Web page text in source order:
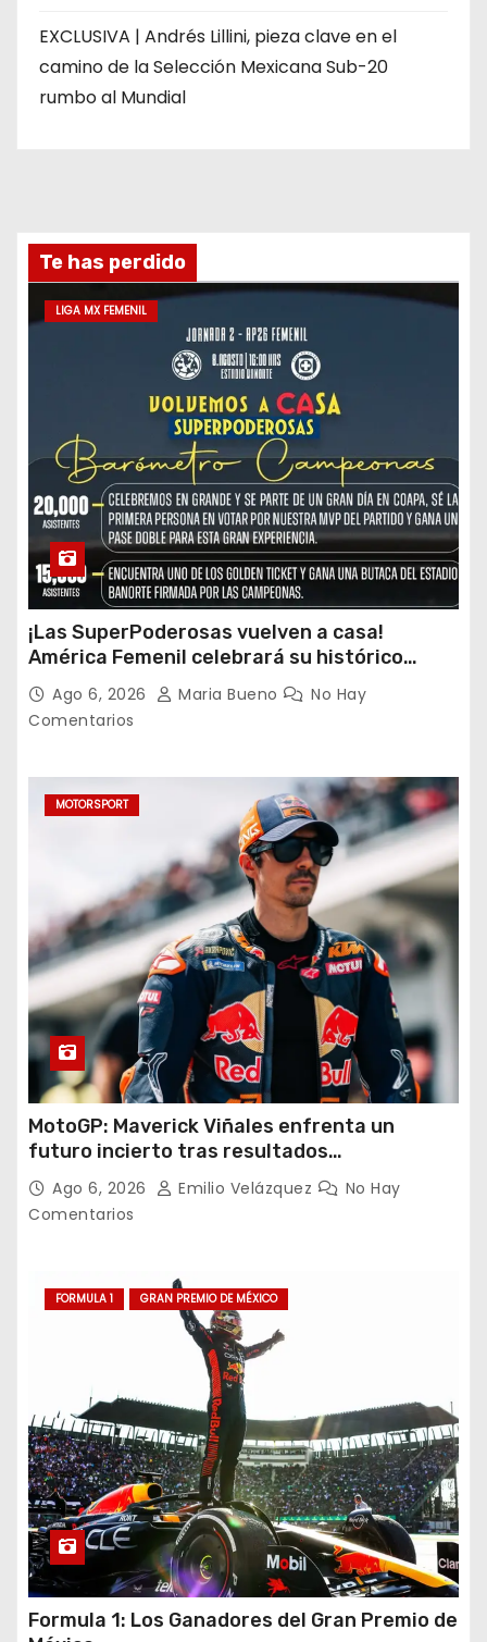
EXCLUSIVA | Andrés Lillini, pieza clave en el
camino de la Selección Mexicana Sub-20
rumbo al Mundial
Te has perdido
LIGA MX FEMENIL
¡Las SuperPoderosas vuelven a casa!
América Femenil celebrará su histórico
triplete con una auténtica fiesta ante Cruz
Azul
Ago 6, 2026 Maria Bueno
No Hay
Comentarios
MOTORSPORT
MotoGP: Maverick Viñales enfrenta un
futuro incierto tras resultados
decepcionantes
Ago 6, 2026 Emilio Velázquez
No Hay
Comentarios
FORMULA 1 GRAN PREMIO DE MÉXICO
Formula 1: Los Ganadores del Gran Premio de